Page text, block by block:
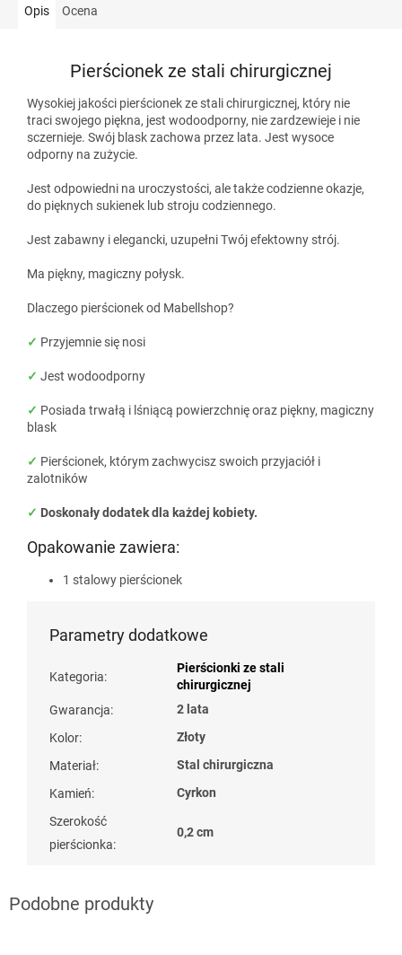
Opis Ocena
Pierścionek ze stali chirurgicznej
Wysokiej jakości pierścionek ze stali chirurgicznej, który nie
traci swojego piękna, jest wodoodporny, nie zardzewieje i nie
sczernieje. Swój blask zachowa przez lata. Jest wysoce
odporny na zużycie.
Jest odpowiedni na uroczystości, ale także codzienne okazje,
do pięknych sukienek lub stroju codziennego.
Jest zabawny i elegancki, uzupełni Twój efektowny strój.
Ma piękny, magiczny połysk.
Dlaczego pierścionek od Mabellshop?
✓ Przyjemnie się nosi
✓ Jest wodoodporny
✓ Posiada trwałą i lśniącą powierzchnię oraz piękny, magiczny
blask
✓ Pierścionek, którym zachwycisz swoich przyjaciół i
zalotników
✓ Doskonały dodatek dla każdej kobiety.
Opakowanie zawiera:
1 stalowy pierścionek
Parametry dodatkowe
Kategoria:
Pierścionki ze stali
chirurgicznej
Gwarancja:
2 lata
Kolor:
Złoty
Materiał:
Stal chirurgiczna
Kamień:
Cyrkon
Szerokość
pierścionka:
0,2 cm